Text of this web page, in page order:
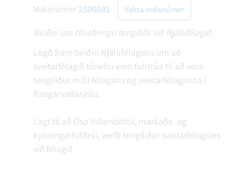
Málsnúmer 2506081 Vakta málsnúmer
Beiðni um tilnefningu tengiliðs við Njálufélagið.
Lögð fram beiðni Njálufélagsins um að
sveitarfélagið tilnefni einn fulltrúa til að vera
tengiliður milli félagsins og sveitarfélaganna í
Rangárvallasýslu.
Lagt til að Ösp Viðarsdóttir, markaðs- og
kynningarfulltrúi, verði tengiliður sveitarfélagsins
við félagið.